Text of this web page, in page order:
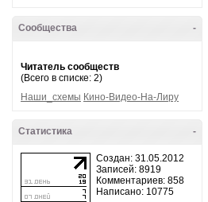
-
Сообщества
Читатель сообществ
(Всего в списке: 2)
Наши_схемы Кино-Видео-На-Лиру
-
Статистика
Создан: 31.05.2012
Записей: 8919
Комментариев: 858
Написано: 10775